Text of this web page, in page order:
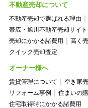
不動産売却について
不動産売却で選ばれる理由
帯広・旭川不動産売却サイト
売却にかかる諸費用
高く
クイック売却査定
オーナー様へ
賃貸管理について 空き家
リフォーム事例
住まいの
住宅取得時にかかる諸費用